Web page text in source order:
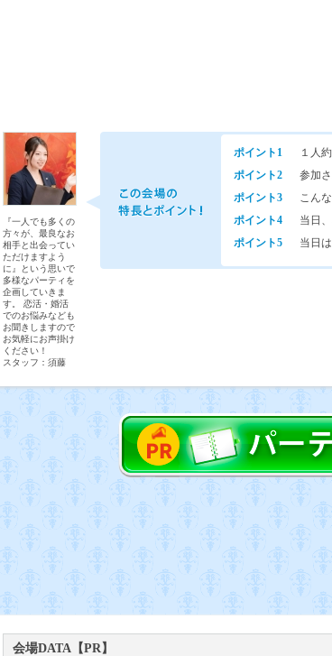
『一人でも多くの
方々が、最良なお
相手と出会ってい
ただけますよう
に』という思いで
多様なパーティを
企画していきま
す。 ​恋活・婚活
でのお悩みなども
お聞きしますので
お気軽にお声掛け
ください！
スタッフ：須藤
ポイント1
１人
ポイント2
参加
ポイント3
こん
ポイント4
当日
ポイント5
当日
会場DATA【PR】